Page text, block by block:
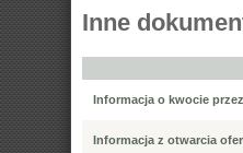
Inne
Informacja o kwocie
Informacja z otwarcia